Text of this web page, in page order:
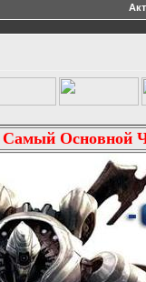
Самый Основной